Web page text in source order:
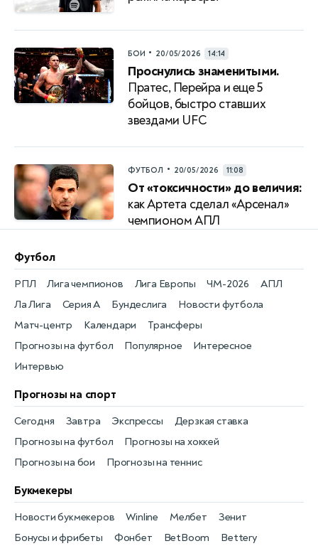
БОИ • 20/05/2026 14:14
Проснулись знаменитыми.
Пратес, Перейра и еще 5
бойцов, быстро ставших
звездами UFС
ФУТБОЛ • 20/05/2026 11:08
От «токсичности» до величия:
как Артета сделал «Арсенал»
чемпионом АПЛ
Футбол
Новости футбола
РПЛ
Матч-центр
Лига чемпионов
Календари
Лига Европы
Трансферы
ЧМ-2026
Прогнозы на футбол
АПЛ
Популярное
Ла Лига
Интересное
Серия А
Интервью
Бундеслига
Прогнозы на спорт
Прогнозы на футбол
Сегодня
Прогнозы на хоккей
Завтра
Прогнозы на бои
Экспрессы
Прогнозы на теннис
Дерзкая ставка
Букмекеры
Бонусы и фрибеты
Новости букмекеров
Фонбет
Winline
BetBoom
Мелбет
Bettery
Зенит